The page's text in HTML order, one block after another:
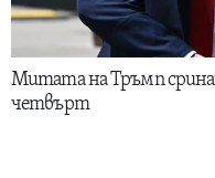
Митата на Тръмп
четвърт